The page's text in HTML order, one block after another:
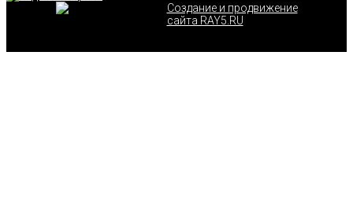
Создание и продвижение
сайта RAY5.RU